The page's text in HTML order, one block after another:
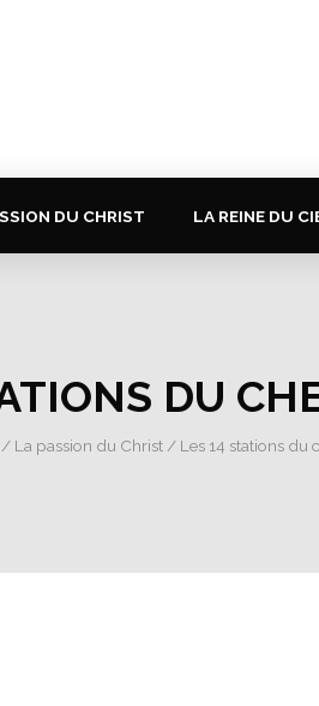
DU CHRIST LA REINE DU
DU
La passion du Christ/ Les 14 stations du